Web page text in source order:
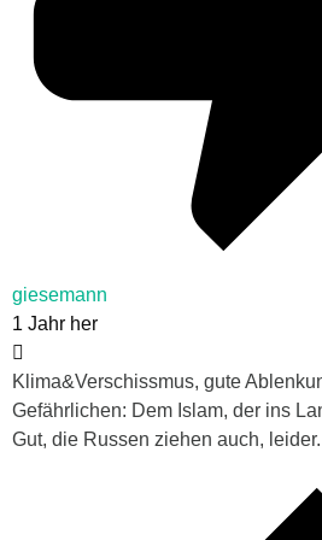
giesemann
1 Jahr her
Klima&Verschissmus, gute
Gefährlichen: Dem Islam, der ins
Gut, die Russen ziehen auch, leider.